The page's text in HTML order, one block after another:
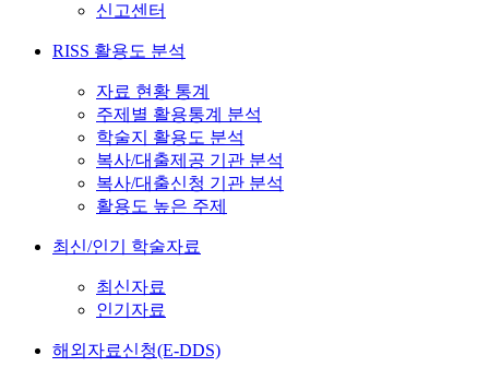
신고센터
RISS 활용도 분석
자료 현황 통계
주제별 활용통계 분석
학술지 활용도 분석
복사/대출제공 기관 분석
복사/대출신청 기관 분석
활용도 높은 주제
최신/인기 학술자료
최신자료
인기자료
해외자료신청(E-DDS)